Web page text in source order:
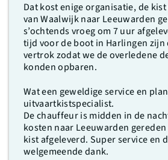
Dat kost enige organisatie, de
van Waalwijk naar Leeuwarden
s’ochtends vroeg om 7 uur
tijd voor de boot in Harlingen zijn
vertrok zodat we de overledene
konden opbaren.
Wat een geweldige service en
uitvaartkistspecialist.
De chauffeur is midden in de
kosten naar Leeuwarden
kist afgeleverd. Super service en
welgemeende dank.